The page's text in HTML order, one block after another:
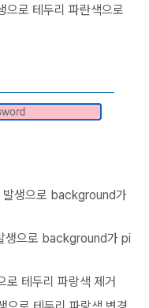
로 테두리 파란색으로
생으로 background가
으로 background가 pi
테두리 파랑색 제거